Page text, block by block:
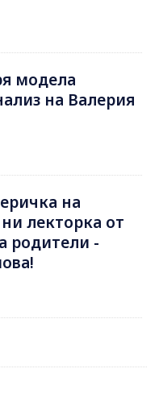
модела
на Валерия
на
лекторка от
родители -